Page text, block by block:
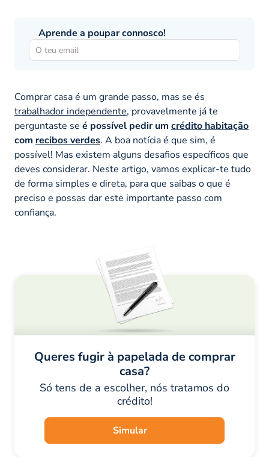
Aprende a poupar connosco!
Comprar casa é um grande passo, mas se és
trabalhador independente, provavelmente já te
perguntaste se é possível pedir um crédito habitação
com recibos verdes. A boa notícia é que sim, é
possível! Mas existem alguns desafios específicos que
deves considerar. Neste artigo, vamos explicar-te tudo
de forma simples e direta, para que saibas o que é
preciso e possas dar este importante passo com
confiança.
Queres fugir à papelada de comprar
casa?
Só tens de a escolher, nós tratamos do
crédito!
Simular